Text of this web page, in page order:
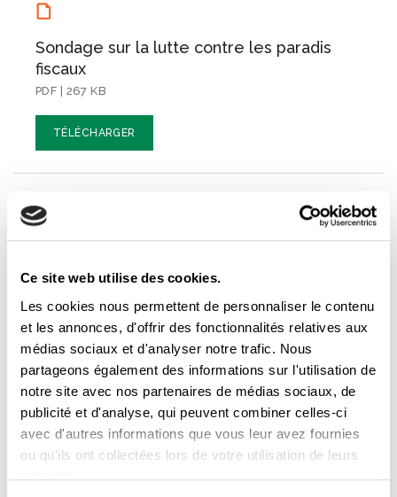
Ce site web utilise des cookies.
Les cookies nous permettent de personnaliser le contenu
et les annonces, d'offrir des fonctionnalités relatives aux
médias sociaux et d'analyser notre trafic. Nous
partageons également des informations sur l'utilisation de
notre site avec nos partenaires de médias sociaux, de
publicité et d'analyse, qui peuvent combiner celles-ci
avec d'autres informations que vous leur avez fournies
ou qu'ils ont collectées lors de votre utilisation de leurs
Sondage sur la lutte contre les paradis
fiscaux
PDF | 267 KB
TÉLÉCHARGER
PRÉVENTION DES ACCIDENTS DU
TRAVAIL
Commentaires et réactions de la CSD au
projet de loi 152, la Loi modifiant diverses
dispositions législatives concernant le
domaine du travail afin principalement de
donner suite à certaines
recommandations de la Commission
Charbonneau
PDF | 708 KB